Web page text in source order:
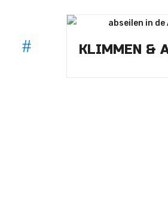
KLIMMEN &